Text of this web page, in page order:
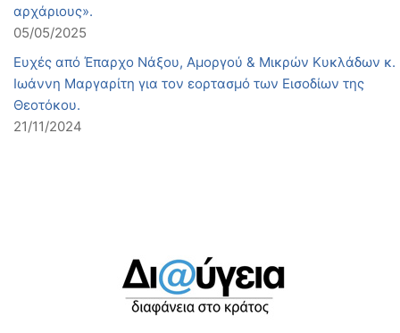
αρχάριους».
05/05/2025
Ευχές από Έπαρχο Νάξου, Αμοργού & Μικρών Κυκλάδων κ.
Ιωάννη Μαργαρίτη για τον εορτασμό των Εισοδίων της
Θεοτόκου.
21/11/2024